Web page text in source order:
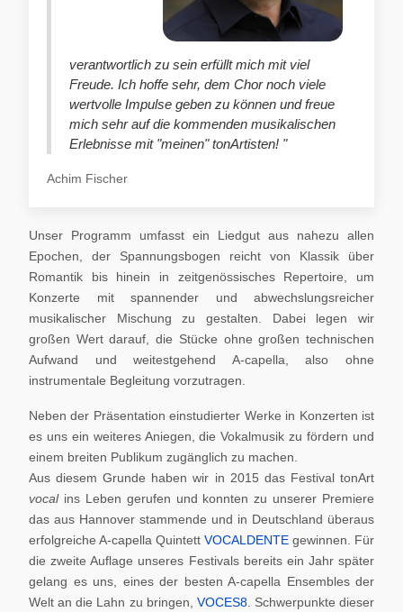
verantwortlich zu sein erfüllt mich mit viel
Freude. Ich hoffe sehr, dem Chor noch viele
wertvolle Impulse geben zu können und freue
mich sehr auf die kommenden musikalischen
Erlebnisse mit "meinen" tonArtisten! "
Achim Fischer
Unser Programm umfasst ein Liedgut aus nahezu allen
Epochen, der Spannungsbogen reicht von Klassik über
Romantik bis hinein in zeitgenössisches Repertoire, um
Konzerte mit spannender und abwechslungsreicher
musikalischer Mischung zu gestalten. Dabei legen wir
großen Wert darauf, die Stücke ohne großen technischen
Aufwand und weitestgehend A-capella, also ohne
instrumentale Begleitung vorzutragen.
Neben der Präsentation einstudierter Werke in Konzerten ist
es uns ein weiteres Aniegen, die Vokalmusik zu fördern und
einem breiten Publikum zugänglich zu machen.
Aus diesem Grunde haben wir in 2015 das Festival tonArt
vocal ins Leben gerufen und konnten zu unserer Premiere
das aus Hannover stammende und in Deutschland überaus
erfolgreiche A-capella Quintett VOCALDENTE gewinnen. Für
die zweite Auflage unseres Festivals bereits ein Jahr später
gelang es uns, eines der besten A-capella Ensembles der
Welt an die Lahn zu bringen, VOCES8. Schwerpunkte dieser